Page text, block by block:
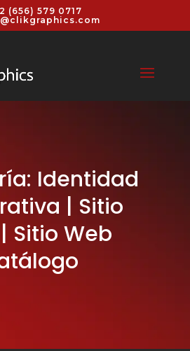
(656) 579 0717
Identidad
| Sitio
Sitio Web